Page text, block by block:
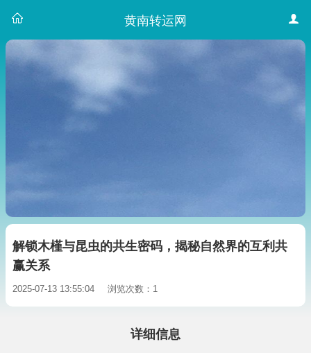
黄南转运网
解锁木槿与昆虫的共生密码，揭秘自然界的互利共
赢关系
2025-07-13 13:55:04 浏览次数：1
详细信息